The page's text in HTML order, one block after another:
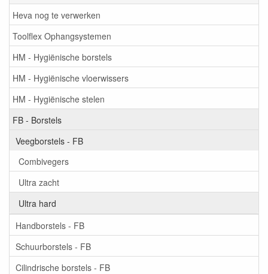
Heva nog te verwerken
Toolflex Ophangsystemen
HM - Hygiënische borstels
HM - Hygiënische vloerwissers
HM - Hygiënische stelen
FB - Borstels
Veegborstels - FB
Combivegers
Ultra zacht
Ultra hard
Handborstels - FB
Schuurborstels - FB
Cilindrische borstels - FB